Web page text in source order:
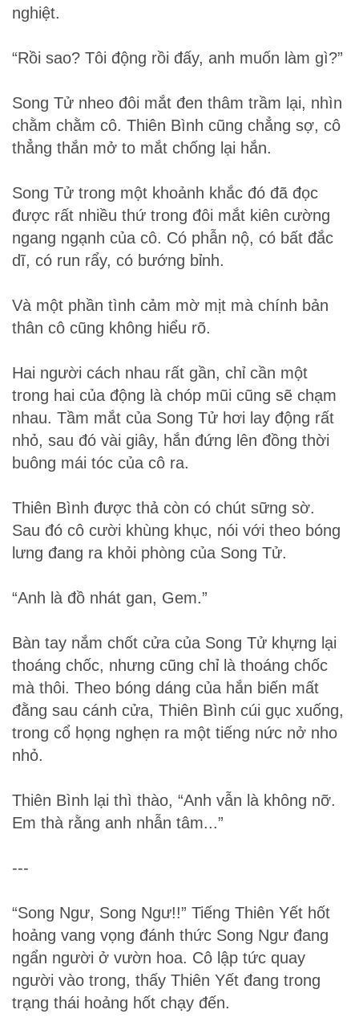
nghiệt.
“Rồi sao? Tôi động rồi đấy, anh muốn làm gì?”
Song Tử nheo đôi mắt đen thâm trầm lại, nhìn
chằm chằm cô. Thiên Bình cũng chẳng sợ, cô
thẳng thắn mở to mắt chống lại hắn.
Song Tử trong một khoảnh khắc đó đã đọc
được rất nhiều thứ trong đôi mắt kiên cường
ngang ngạnh của cô. Có phẫn nộ, có bất đắc
dĩ, có run rẩy, có bướng bỉnh.
Và một phần tình cảm mờ mịt mà chính bản
thân cô cũng không hiểu rõ.
Hai người cách nhau rất gần, chỉ cần một
trong hai của động là chóp mũi cũng sẽ chạm
nhau. Tầm mắt của Song Tử hơi lay động rất
nhỏ, sau đó vài giây, hắn đứng lên đồng thời
buông mái tóc của cô ra.
Thiên Bình được thả còn có chút sững sờ.
Sau đó cô cười khùng khục, nói với theo bóng
lưng đang ra khỏi phòng của Song Tử.
“Anh là đồ nhát gan, Gem.”
Bàn tay nắm chốt cửa của Song Tử khựng lại
thoáng chốc, nhưng cũng chỉ là thoáng chốc
mà thôi. Theo bóng dáng của hắn biến mất
đằng sau cánh cửa, Thiên Bình cúi gục xuống,
trong cổ họng nghẹn ra một tiếng nức nở nho
nhỏ.
Thiên Bình lại thì thào, “Anh vẫn là không nỡ.
Em thà rằng anh nhẫn tâm...”
---
“Song Ngư, Song Ngư!!” Tiếng Thiên Yết hốt
hoảng vang vọng đánh thức Song Ngư đang
ngẩn người ở vườn hoa. Cô lập tức quay
người vào trong, thấy Thiên Yết đang trong
trạng thái hoảng hốt chạy đến.